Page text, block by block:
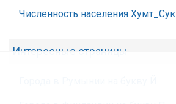
Численность населения Хумт_Сук
Интересные страницы